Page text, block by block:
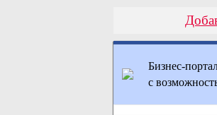
Бизнес-
с